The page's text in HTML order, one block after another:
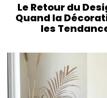
Le Retour du
Quand la
les